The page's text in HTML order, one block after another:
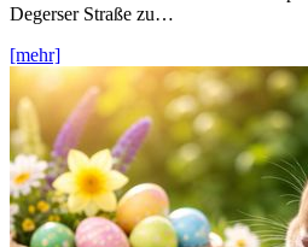
Degerser Straße zu…
[mehr]